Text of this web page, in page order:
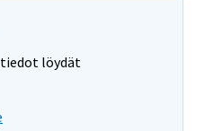
tiedot löydät